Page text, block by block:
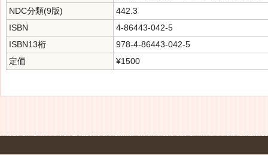
NDC分類(9版)
442.3
ISBN
4-86443-042-5
ISBN13桁
978-4-86443-042-5
定価
¥1500